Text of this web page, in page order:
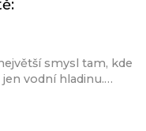
smysl tam, kde
vodní hladinu.…